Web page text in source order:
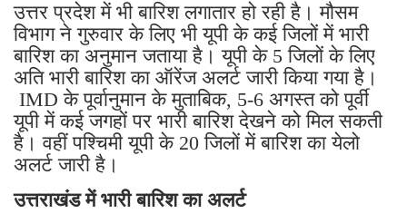
उत्तर प्रदेश में भी बारिश लगातार हो रही है। मौसम
विभाग ने गुरुवार के लिए भी यूपी के कई जिलों में भारी
बारिश का अनुमान जताया है। यूपी के 5 जिलों के लिए
अति भारी बारिश का ऑरेंज अलर्ट जारी किया गया है।
IMD के पूर्वानुमान के मुताबिक, 5-6 अगस्त को पूर्वी
यूपी में कई जगहों पर भारी बारिश देखने को मिल सकती
है। वहीं पश्चिमी यूपी के 20 जिलों में बारिश का येलो
अलर्ट जारी है।
उत्तराखंड में भारी बारिश का अलर्ट